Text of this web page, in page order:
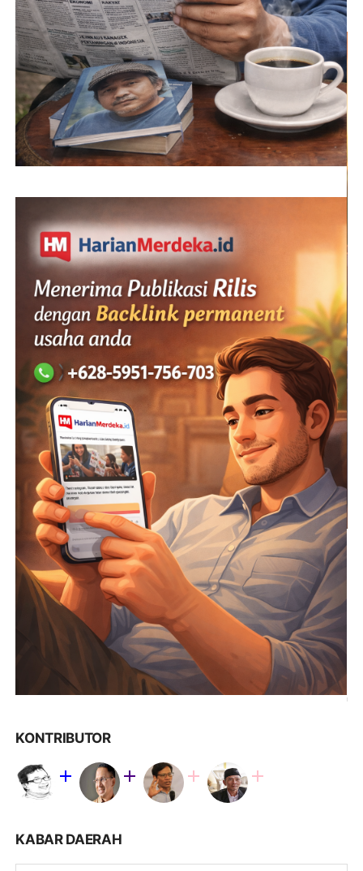
KONTRIBUTOR
KABAR DAERAH